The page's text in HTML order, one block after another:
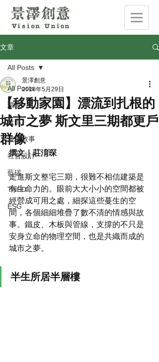
文章
All Posts
環境
社區
流域敘事
社會設計
藍碳
TNFD
ESG
All Posts
【移動家園】漂流到扎根的
城市之夢 斯文里三期都更戶
群像
景澤創意
2018年5月29日
撰文｜莊淯琛
走進斯文整宅三期，很難不相信建築是
有生命力的。眼前大大小小的空間都被
經營成可用之處，細探這些蔓生的空
間，各個細細堆疊了數不清的情感與故
事。鐵皮、木板與管線，支撐的不只是
安身立命的物理空間，也是共織而成的
城市之夢。
半生所居半層樓